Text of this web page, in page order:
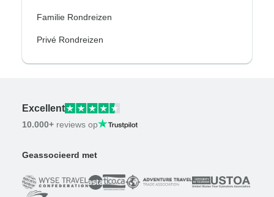
Familie Rondreizen
Privé Rondreizen
Excellent
10.000+ reviews op
Geassocieerd met